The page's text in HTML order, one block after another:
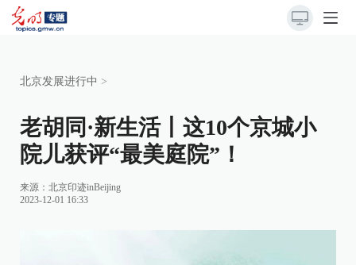
北京发展进行中 >
老胡同·新生活丨这10个京城小
院儿获评“最美庭院”！
来源：北京印迹inBeijing
2023-12-01 16:33